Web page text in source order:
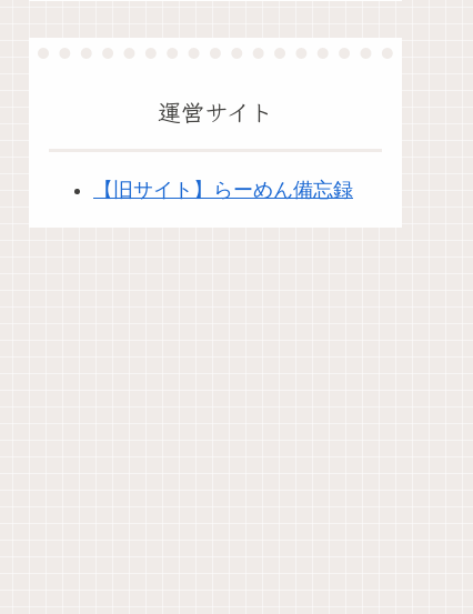
運営サイト
【旧サイト】らーめん備忘録